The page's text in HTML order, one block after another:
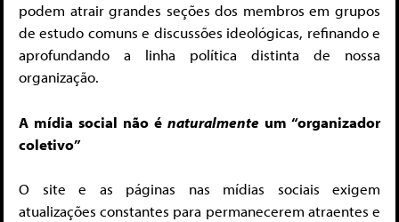
podem atrair grandes seções dos membros em grupos
de estudo comuns e discussões ideológicas, refinando e
aprofundando a linha política distinta de nossa
organização.
A mídia social não é naturalmente um “organizador
coletivo”
O site e as páginas nas mídias sociais exigem
atualizações constantes para permanecerem atraentes e